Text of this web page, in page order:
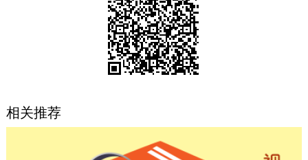
法人服务
利企服务
中介服务
相关推荐